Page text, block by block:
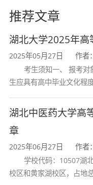
广播电视新闻
学 本
艺术设计
专
计算机科学与 专
纺织工程
专升
本
推荐文章
湖北大学2025年
2025年05月27日
作者
考生须知一、 报考
生应具有高中毕业文化程
构颁发的大学专科毕业证
湖北中医药大学高
章
2025年06月27日
作者
学校代码：10507湖
校区和黄家湖校区，占地